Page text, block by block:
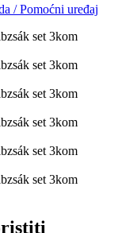
/Pomoćni uređaj